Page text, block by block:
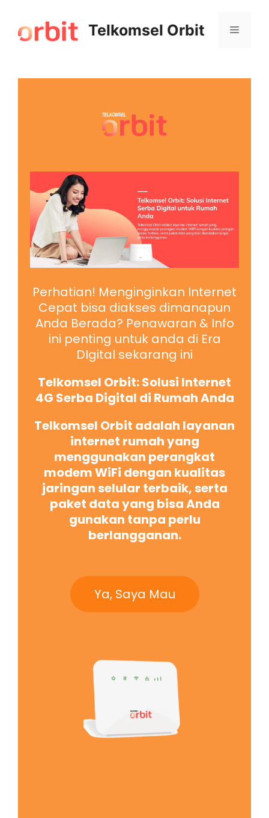
Telkomsel Orbit
Perhatian! Menginginkan Internet
Cepat bisa diakses dimanapun
Anda Berada? Penawaran & Info
ini penting untuk anda di Era
DIgital sekarang ini
Telkomsel Orbit: Solusi Internet
4G Serba Digital di Rumah Anda
Telkomsel Orbit adalah layanan
internet rumah yang
menggunakan perangkat
modem WiFi dengan kualitas
jaringan selular terbaik, serta
paket data yang bisa Anda
gunakan tanpa perlu
berlangganan.
Ya, Saya Mau